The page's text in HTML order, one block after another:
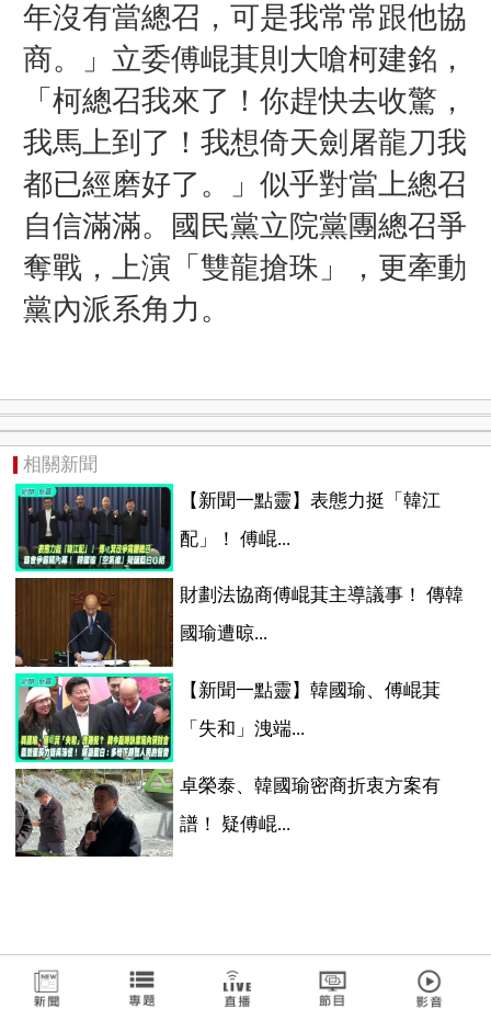
年沒有當總召，可是我常常跟他協
商。
」立委傅崐萁則 大嗆柯建銘，
「 柯總召我來了！你趕快去收驚，
我馬上到了！我想倚天劍屠龍刀我
都已經磨好了。
」似乎對當上總召
自信滿滿。
國民黨立院黨團總召爭
奪戰，上演「雙龍搶珠」，更牽動
黨內派系角力。
相關新聞
【新聞一點靈】表態力挺「韓江
配」！ 傅崐...
財劃法協商傅崐萁主導議事！ 傳韓
國瑜遭晾...
【新聞一點靈】韓國瑜、傅崐萁
「失和」洩端...
卓榮泰、韓國瑜密商折衷方案有
譜！ 疑傅崐...